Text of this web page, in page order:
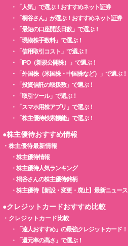
・
「人気」で選ぶ！おすすめネット証券
・
「桐谷さん」が選ぶ！おすすめネット証券
・
「最短の口座開設日数」で選ぶ！
・
「現物株手数料」で選ぶ！
・
「信用取引コスト」で選ぶ！
・
「IPO（新規公開株）」で選ぶ！
・
「外国株（米国株・中国株など）」で選ぶ！
・
「投資信託の取扱数」で選ぶ！
・
「取引ツール」で選ぶ！
・
「スマホ用株アプリ」で選ぶ！
・
「株主優待検索機能」で選ぶ！
●株主優待おすすめ情報
・ 株主優待最新情報
・ 株主優待情報
・ 株主優待人気ランキング
・ 桐谷さんの株主優待銘柄
・ 株主優待【新設・変更・廃止】最新ニュース
●クレジットカードおすすめ比較
・ クレジットカード比較
・
「達人おすすめ」の最強クレジットカード！
・
「還元率の高さ」で選ぶ！